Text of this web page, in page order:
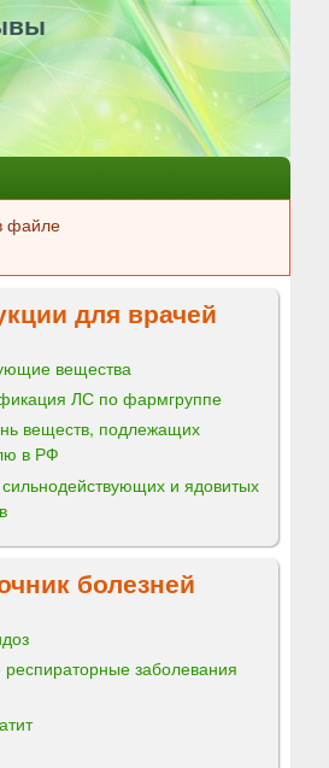
файле
для врачей
вещества
ЛС по фармгруппе
веществ, подлежащих
в РФ
и ядовитых
болезней
заболевания